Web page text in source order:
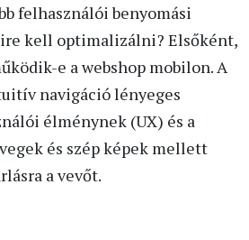
felhasználói benyomási
kell optimalizálni? Elsőként,
e a webshop mobilon. A
navigáció lényeges
élménynek (UX) és a
és szép képek mellett
a vevőt.